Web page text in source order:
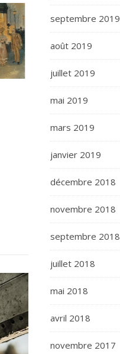
septembre 2019
août 2019
juillet 2019
mai 2019
mars 2019
janvier 2019
décembre 2018
novembre 2018
septembre 2018
juillet 2018
mai 2018
avril 2018
novembre 2017